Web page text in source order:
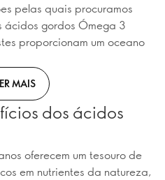
pelas quais procuramos
ácidos gordos Ómega 3
proporcionam um oceano
MAIS
dos ácidos
oferecem um tesouro de
em nutrientes da natureza,